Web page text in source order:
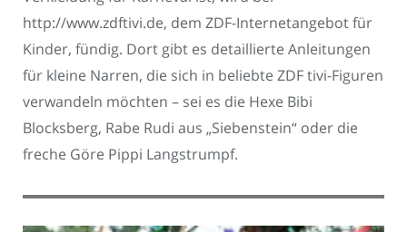
http://www.zdftivi.de, dem ZDF-Internetangebot für
Kinder, fündig. Dort gibt es detaillierte Anleitungen
für kleine Narren, die sich in beliebte ZDF tivi-Figuren
verwandeln möchten – sei es die Hexe Bibi
Blocksberg, Rabe Rudi aus „Siebenstein“ oder die
freche Göre Pippi Langstrumpf.